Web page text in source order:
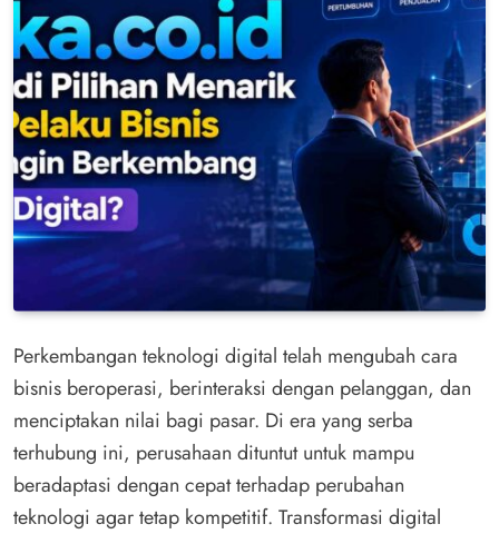
Perkembangan teknologi digital telah mengubah cara
bisnis beroperasi, berinteraksi dengan pelanggan, dan
menciptakan nilai bagi pasar. Di era yang serba
terhubung ini, perusahaan dituntut untuk mampu
beradaptasi dengan cepat terhadap perubahan
teknologi agar tetap kompetitif. Transformasi digital